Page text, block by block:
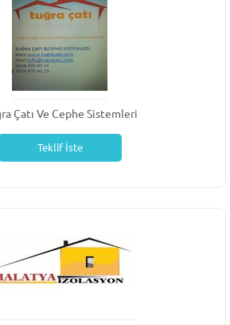
Çatı Ve Cephe Sistemleri
Teklif İste